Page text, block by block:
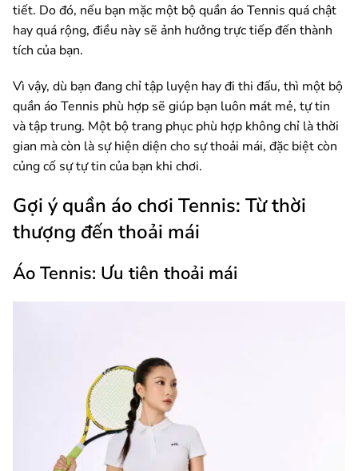
tiết. Do đó, nếu bạn mặc một bộ quần áo Tennis quá chật
hay quá rộng, điều này sẽ ảnh hưởng trực tiếp đến thành
tích của bạn.
Vì vậy, dù bạn đang chỉ tập luyện hay đi thi đấu, thì một bộ
quần áo Tennis phù hợp sẽ giúp bạn luôn mát mẻ, tự tin
và tập trung. Một bộ trang phục phù hợp không chỉ là thời
gian mà còn là sự hiện diện cho sự thoải mái, đặc biệt còn
củng cố sự tự tin của bạn khi chơi.
Gợi ý quần áo chơi Tennis: Từ thời
thượng đến thoải mái
Áo Tennis: Ưu tiên thoải mái